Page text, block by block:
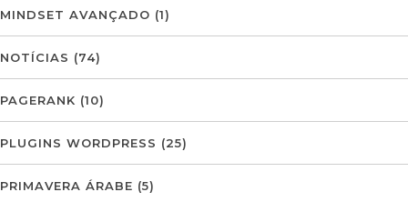
MINDSET AVANÇADO (1)
NOTÍCIAS (74)
PAGERANK (10)
PLUGINS WORDPRESS (25)
PRIMAVERA ÁRABE (5)